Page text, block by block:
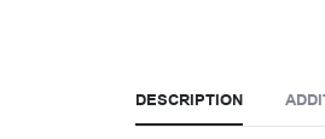
DESCRIPTION